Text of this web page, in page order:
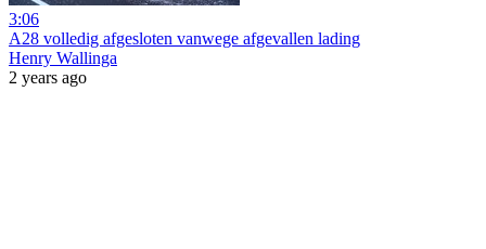
3:06
A28 volledig afgesloten vanwege afgevallen lading
Henry Wallinga
2 years ago